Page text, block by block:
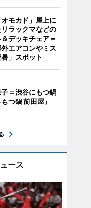
モカド」屋上に
ラックマなどの
デッキチェア＝
エアコンやミス
暑」スポット
子＝渋谷にもつ鍋
つ鍋 前田屋」
ース